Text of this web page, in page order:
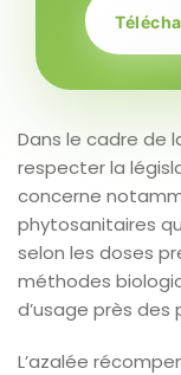
Dans le cadre de
respecter la
concerne
phytosanitaires
selon les doses
méthodes
d’usage près des
L’azalée